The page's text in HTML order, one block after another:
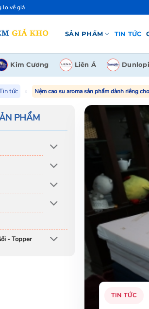
lo về giá
SẢN PHẨM TIN TỨC
Kim Cương Liên Á
tức » Nệm cao su aroma sản phẩm dành riêng
PHẨM
- Topper
TIN TỨC